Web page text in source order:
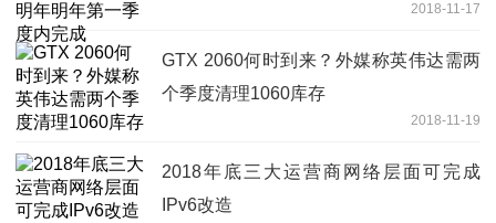
2018-11-17
GTX 2060何时到来？外媒称英伟达需两
个季度清理1060库存
2018-11-19
2018年底三大运营商网络层面可完成
IPv6改造